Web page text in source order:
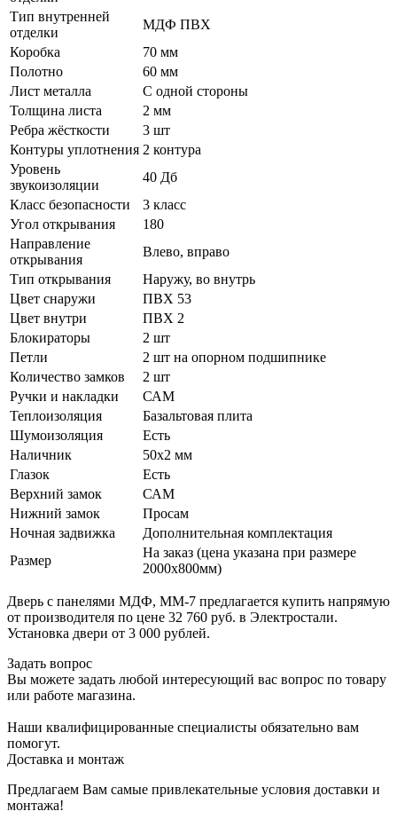
Тип внутренней
отделки
МДФ ПВХ
Коробка
70 мм
Полотно
60 мм
Лист металла
С одной стороны
Толщина листа
2 мм
Ребра жёсткости
3 шт
Контуры уплотнения 2 контура
Уровень
звукоизоляции
40 Дб
Класс безопасности
3 класс
Угол открывания
180
Направление
открывания
Влево, вправо
Тип открывания
Наружу, во внутрь
Цвет снаружи
ПВХ 53
Цвет внутри
ПВХ 2
Блокираторы
2 шт
Петли
2 шт на опорном подшипнике
Количество замков
2 шт
Ручки и накладки
САМ
Теплоизоляция
Базальтовая плита
Шумоизоляция
Есть
Наличник
50х2 мм
Глазок
Есть
Верхний замок
САМ
Нижний замок
Просам
Ночная задвижка
Дополнительная комплектация
Размер
На заказ (цена указана при размере
2000х800мм)
Дверь с панелями МДФ, ММ-7 предлагается купить напрямую
от производителя по цене 32 760 руб. в Электростали.
Установка двери от 3 000 рублей.
Задать вопрос
Вы можете задать любой интересующий вас вопрос по товару
или работе магазина.
Наши квалифицированные специалисты обязательно вам
помогут.
Доставка и монтаж
Предлагаем Вам самые привлекательные условия доставки и
монтажа!